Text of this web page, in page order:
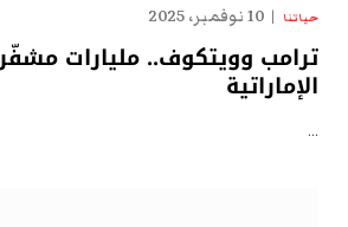
حياتنا 10 نوفمبر، 2025
ترامب وويتكوف.. مليارات
الإماراتية
…